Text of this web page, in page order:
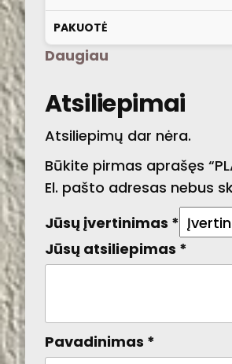
PAKUOTĖ
Daugiau
Atsiliepimai
Atsiliepimų dar nėra.
Būkite pirmas aprašęs
El. pašto adresas nebus
Jūsų įvertinimas *
Jūsų atsiliepimas *
Pavadinimas *